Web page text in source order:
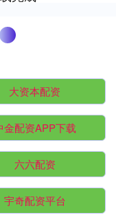
大资本配资
金配资APP下载
六六配资
宇奇配资平台